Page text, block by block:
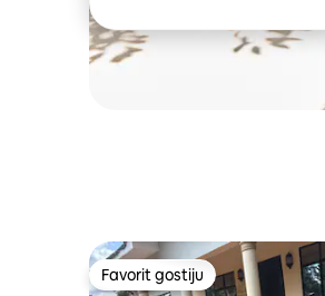
Favorit gostiju
Favorit gostiju